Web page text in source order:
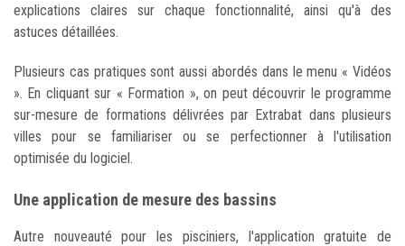
explications claires sur chaque fonctionnalité, ainsi qu'à des
astuces détaillées.
Plusieurs cas pratiques sont aussi abordés dans le menu « Vidéos
». En cliquant sur « Formation », on peut découvrir le programme
sur-mesure de formations délivrées par Extrabat dans plusieurs
villes pour se familiariser ou se perfectionner à l'utilisation
optimisée du logiciel.
Une application de mesure des bassins
Autre nouveauté pour les pisciniers, l'application gratuite de